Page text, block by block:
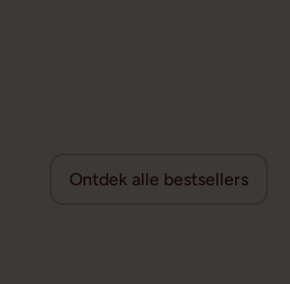
Ontdek alle bestsellers